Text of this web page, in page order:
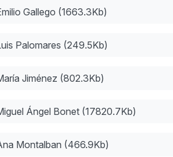
Gallego (1663.3Kb)
Palomares (249.5Kb)
Jiménez (802.3Kb)
Ángel Bonet (17820.7Kb)
Montalban (466.9Kb)